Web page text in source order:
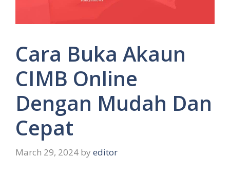
Cara Buka Akaun
CIMB Online
Dengan Mudah Dan
Cepat
March 29, 2024 by editor